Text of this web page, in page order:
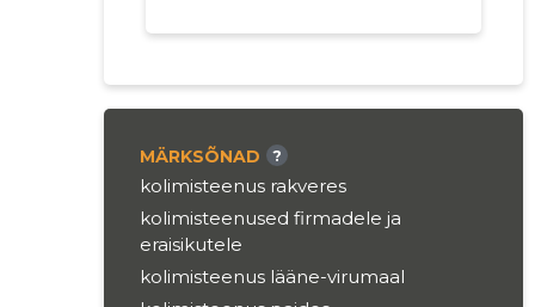
MÄRKSÕNAD ?
kolimisteenus rakveres
kolimisteenused firmadele ja
eraisikutele
kolimisteenus lääne-virumaal